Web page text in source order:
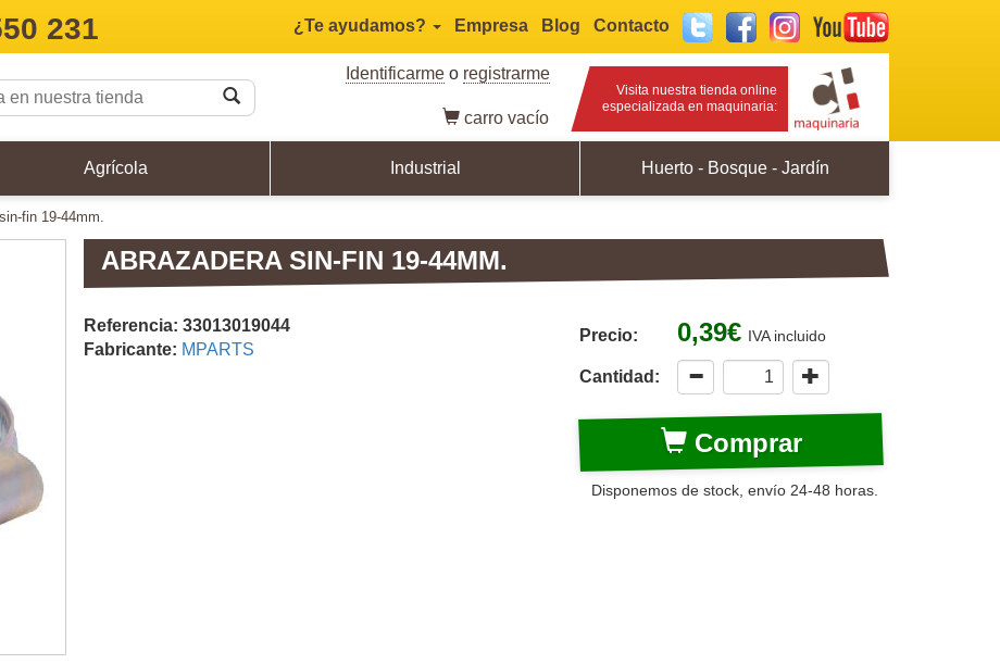
231 ¿Te ayudamos? Empresa Blog Contacto Twitter FacebookInstagram
Identificarmeo registrarme
carro vacío
Visita nuestra tienda online
especializada en maquinaria:
Agrícola Industrial Huerto - Bosque - Jardín
fin 19-44mm.
ABRAZADERA SIN-FIN 19-44MM.
Precio: 0,39€ IVA incluido
Cantidad:
Comprar
Disponemos de stock, envío 24-48 horas.
Referencia: 33013019044
Fabricante: MPARTS